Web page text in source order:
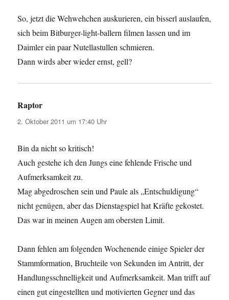
So, jetzt die Wehwehchen auskurieren, ein bisserl auslaufen,
sich beim Bitburger-light-ballern filmen lassen und im
Daimler ein paar Nutellastullen schmieren.
Dann wirds aber wieder ernst, gell?
Raptor
2. Oktober 2011 um 17:40 Uhr
Bin da nicht so kritisch!
Auch gestehe ich den Jungs eine fehlende Frische und
Aufmerksamkeit zu.
Mag abgedroschen sein und Paule als „Entschuldigung“
nicht genügen, aber das Dienstagspiel hat Kräfte gekostet.
Das war in meinen Augen am obersten Limit.
Dann fehlen am folgenden Wochenende einige Spieler der
Stammformation, Bruchteile von Sekunden im Antritt, der
Handlungsschnelligkeit und Aufmerksamkeit. Man trifft auf
einen gut eingestellten und motivierten Gegner und das